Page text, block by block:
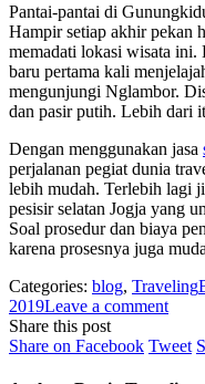
Pantai-pantai di
Hampir setiap akhir pekan
memadati lokasi wisata
baru pertama kali
mengunjungi Nglambor.
dan pasir putih. Lebih dari
Dengan menggunakan jasa
perjalanan pegiat dunia
lebih mudah. Terlebih lagi
pesisir selatan Jogja yang
Soal prosedur dan biaya
karena prosesnya juga
Categories: blog, Traveling
2019Leave a comment
Share this post
Share on FacebookShare
Tweet